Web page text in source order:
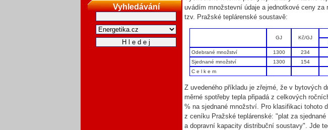
Vyhledávání
uvádím množstevní údaje a jednotkové ceny
tzv. Pražské teplárenské soustavě:
GJ Kč/GJ
Odebrané množství
1300 234
Sjednané množství
1300 154
C e l k e m
Z uvedeného příkladu je zřejmé, že v bytových
měrné spotřeby tepla připadá z celkových
% na sjednané množství. Pro klasifikaci tohoto
z ceníku Pražské teplárenské: "plat za
a dopravní kapacity distribuční soustavy". Jde